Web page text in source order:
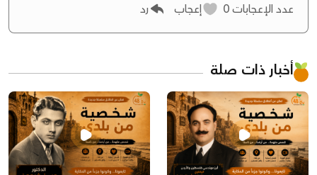
عدد الإعجابات إعجاب رد
أخبار ذات صلة